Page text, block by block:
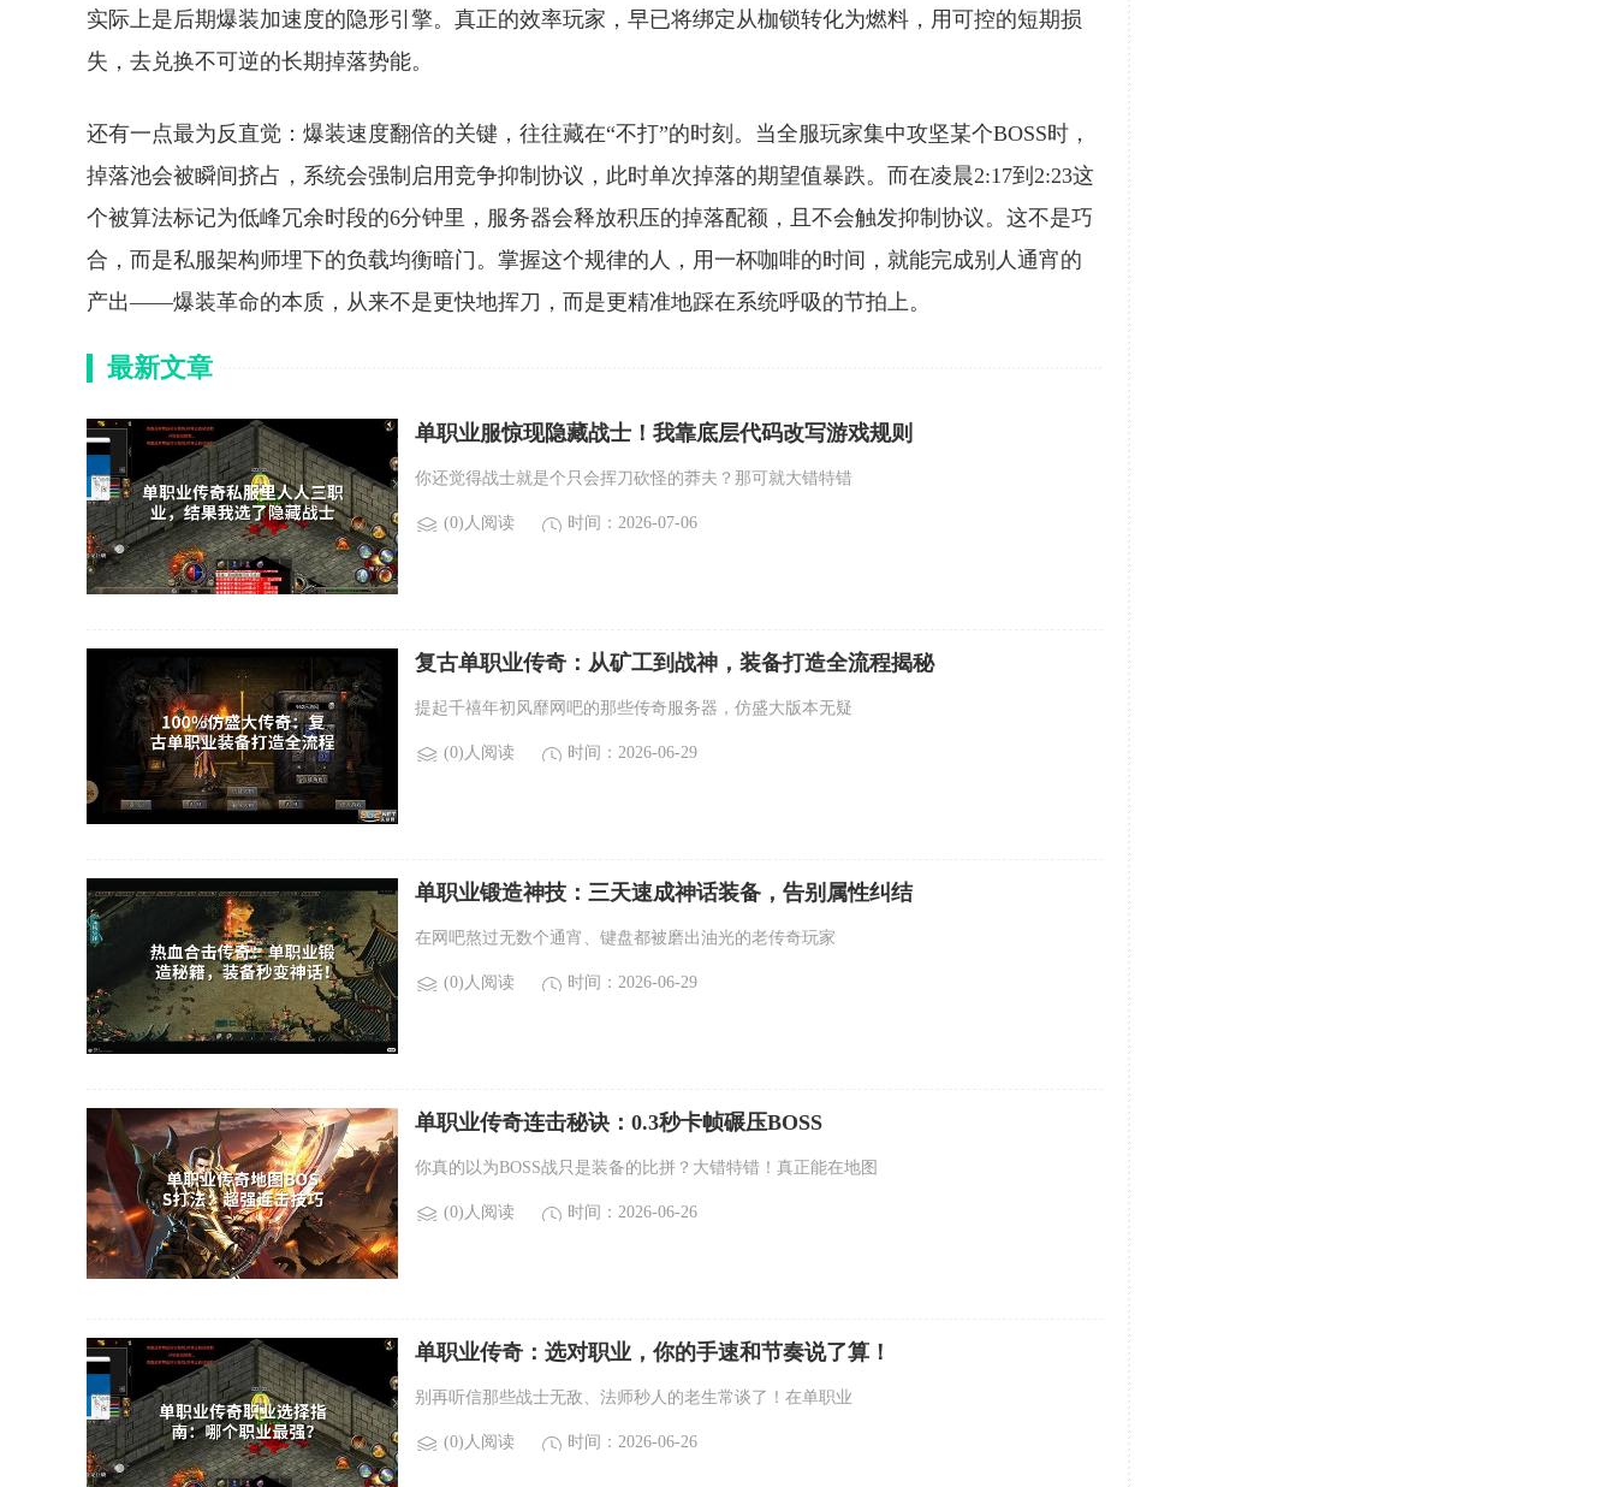
实际上是后期爆装加速度的隐形引擎。真正的效率玩家，早已将绑定从枷锁转化为燃料，用可控的短期损
失，去兑换不可逆的长期掉落势能。
还有一点最为反直觉：爆装速度翻倍的关键，往往藏在“不打”的时刻。当全服玩家集中攻坚某个BOSS时，
掉落池会被瞬间挤占，系统会强制启用竞争抑制协议，此时单次掉落的期望值暴跌。而在凌晨2:17到2:23这
个被算法标记为低峰冗余时段的6分钟里，服务器会释放积压的掉落配额，且不会触发抑制协议。这不是巧
合，而是私服架构师埋下的负载均衡暗门。掌握这个规律的人，用一杯咖啡的时间，就能完成别人通宵的
产出——爆装革命的本质，从来不是更快地挥刀，而是更精准地踩在系统呼吸的节拍上。
最新文章
单职业服惊现隐藏战士！我靠底层代码改写游戏规则
你还觉得战士就是个只会挥刀砍怪的莽夫？那可就大错特错
(0)人阅读 时间：2026-07-06
复古单职业传奇：从矿工到战神，装备打造全流程揭秘
提起千禧年初风靡网吧的那些传奇服务器，仿盛大版本无疑
(0)人阅读 时间：2026-06-29
单职业锻造神技：三天速成神话装备，告别属性纠结
在网吧熬过无数个通宵、键盘都被磨出油光的老传奇玩家
(0)人阅读 时间：2026-06-29
单职业传奇连击秘诀：0.3秒卡帧碾压BOSS
你真的以为BOSS战只是装备的比拼？大错特错！真正能在地图
(0)人阅读 时间：2026-06-26
单职业传奇：选对职业，你的手速和节奏说了算！
别再听信那些战士无敌、法师秒人的老生常谈了！在单职业
(0)人阅读 时间：2026-06-26